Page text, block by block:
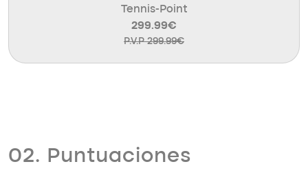
Tennis-Point
299.99€
P.V.P 299.99€
02. Puntuaciones